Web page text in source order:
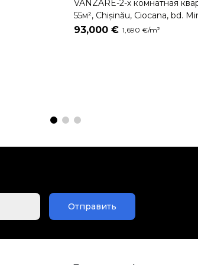
VÂNZARE-2-х комнатная
55м², Chișinău, Ciocana, bd.
cel Bătrân
93,000 € 1,690 €/m²
Отправить